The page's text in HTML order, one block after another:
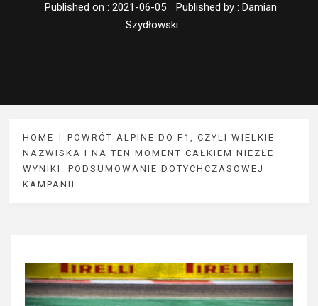
Published on : 2021-06-05 Published by : Damian
Szydłowski
HOME
POWRÓT ALPINE DO F1, CZYLI WIELKIE
NAZWISKA I NA TEN MOMENT CAŁKIEM NIEZŁE
WYNIKI. PODSUMOWANIE DOTYCHCZASOWEJ
KAMPANII